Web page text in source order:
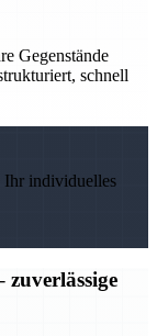
Gegenstände
schnell
Ihr individuelles